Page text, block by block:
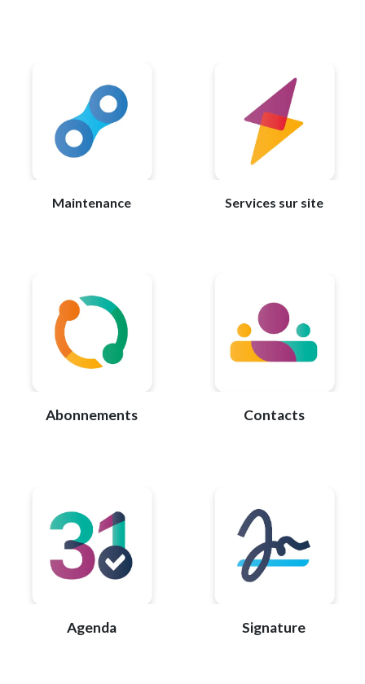
Maintenance Services sur site
Abonnements Contacts
Agenda Signature